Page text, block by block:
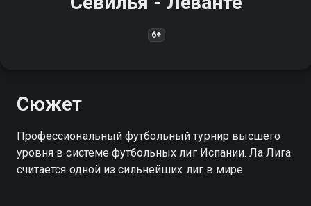
6+
Сюжет
Профессиональный футбольный турнир высшего
уровня в системе футбольных лиг Испании. Ла Лига
считается одной из сильнейших лиг в мире